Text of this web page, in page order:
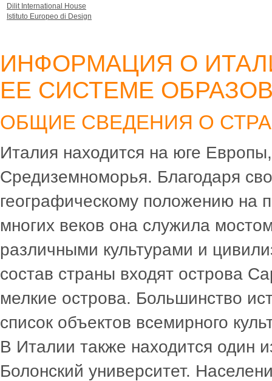
Dilit International House
Istituto Europeo di Design
ИНФОРМАЦИЯ О
ЕЕ СИСТЕМЕ
ОБЩИЕ СВЕДЕНИЯ О
Италия находится на юге
Средиземноморья. Благодаря
географическому положению на
многих веков она служила
различными культурами и
состав страны входят острова
мелкие острова. Большинство
список объектов всемирного
В Италии также находится один
Болонский университет.